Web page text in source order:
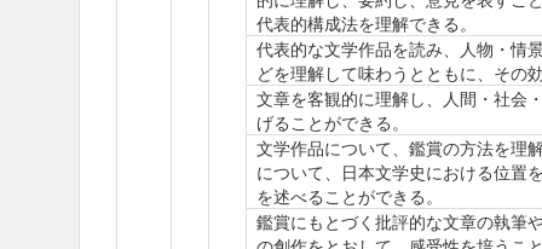
代表的構成法を理解できる。
代表的な文学作品を読み、人物・情
どを理解して味わうとともに、その
文章を客観的に理解し、人間・社会
げることができる。
文学作品について、鑑賞の方法を理
について、日本文学史における位置
を述べることができる。
鑑賞にもとづく批評的な文章の執筆